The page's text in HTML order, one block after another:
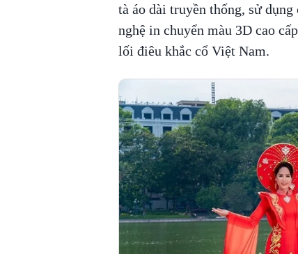
tà áo dài truyền thống, sử
nghệ in chuyển màu 3D cao
lối điêu khắc cổ Việt Nam.